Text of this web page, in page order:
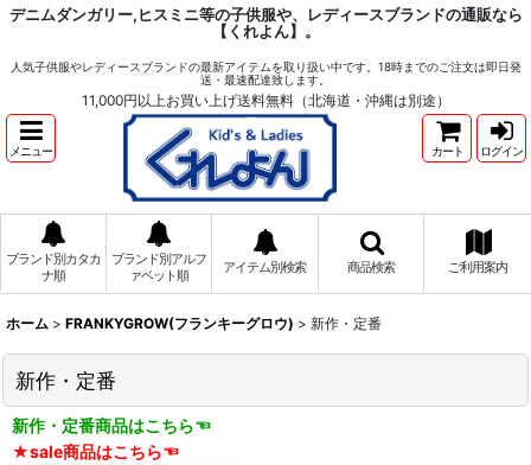
デニムダンガリー,ヒスミニ等の子供服や、レディースブランドの通販なら
【くれよん】。
人気子供服やレディースブランドの最新アイテムを取り扱い中です。18時までのご注文は即日発
送・最速配達致します。
11,000円以上お買い上げ送料無料（北海道・沖縄は別途）
メニュー カート ログイン
ブランド別カタカ
ナ順
ブランド別アルフ
ァベット順
アイテム別検索 商品検索 ご利用案内
ホーム > FRANKYGROW(フランキーグロウ) > 新作・定番
新作・定番
新作・定番商品はこちら☜
★sale商品はこちら☜